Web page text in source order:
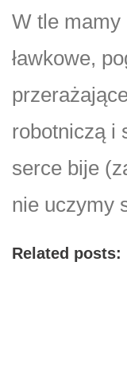
W tle mamy
ławkowe,
robotniczą i
serce bije
nie uczymy
Related posts: